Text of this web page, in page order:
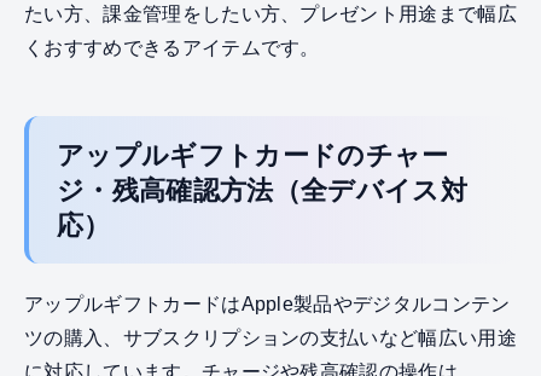
たい方、課金管理をしたい方、プレゼント用途まで幅広
くおすすめできるアイテムです。
アップルギフトカードのチャー
ジ・残高確認方法（全デバイス対
応）
アップルギフトカードはApple製品やデジタルコンテン
ツの購入、サブスクリプションの支払いなど幅広い用途
に対応しています。チャージや残高確認の操作は